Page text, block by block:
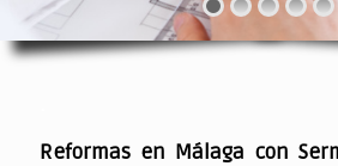
Reformas en Málaga con